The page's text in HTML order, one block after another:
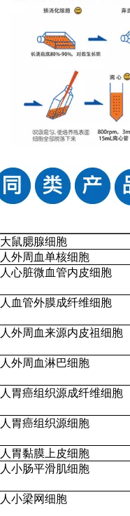
大鼠腮腺细胞
人外周血单核细胞
人心脏微血管内皮细胞
人血管外膜成纤维细胞
人外周血来源内皮祖细胞
人外周血淋巴细胞
人胃癌组织源成纤维细胞
人胃癌组织源细胞
人胃黏膜上皮细胞
人小肠平滑肌细胞
人小梁网细胞